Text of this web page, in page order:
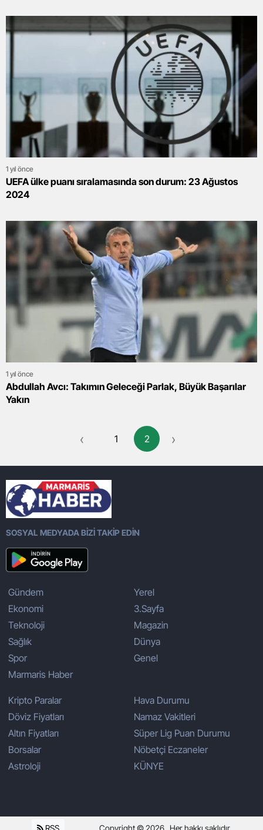
1 yıl önce
UEFA ülke puanı sıralamasında son durum: 23 Ağustos
2024
1 yıl önce
Abdullah Avcı: Takımın Geleceği Parlak, Büyük Başarılar
Yakın
‹ 1 2 ›
SOSYAL MEDYADA BİZİ TAKİP EDİN
Gündem
Ekonomi
Teknoloji
Sağlık
Spor
Marmaris Haber
Yerel
3.Sayfa
Magazin
Dünya
Genel
Kripto Paralar
Döviz Fiyatları
Altın Fiyatları
Borsalar
Astroloji
Hava Durumu
Namaz Vakitleri
Süper Lig Puan Durumu
Nöbetçi Eczaneler
KÜNYE